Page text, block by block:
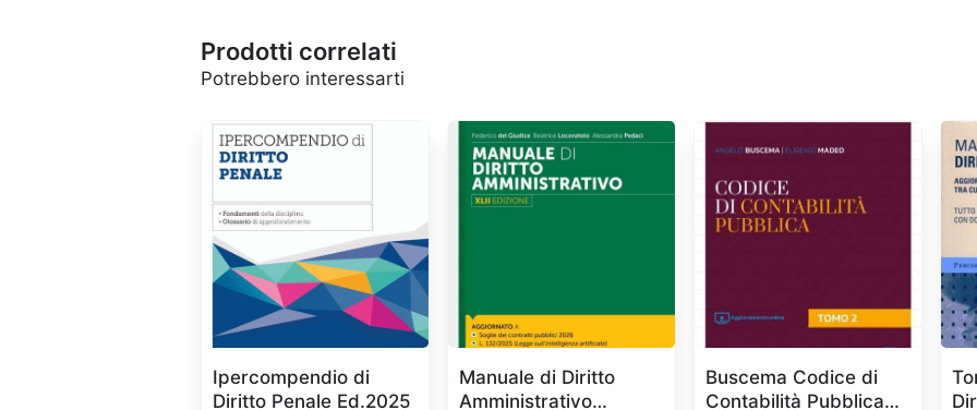
Prodotti correlati
Potrebbero interessarti
Ipercompendio di
Diritto Penale Ed.2025
Manuale di Diritto
Amministrativo
Buscema Codice di
Contabilità Pubblica